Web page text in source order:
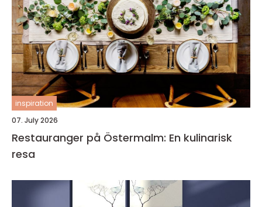
inspiration
07. July 2026
Restauranger på Östermalm: En kulinarisk
resa